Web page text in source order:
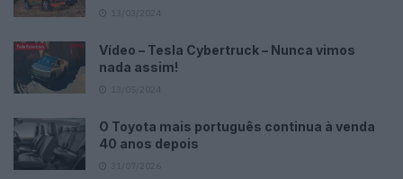
Vídeo – Tesla Cybertruck – Nunca vimos
nada assim!
O Toyota mais português continua à venda
40 anos depois